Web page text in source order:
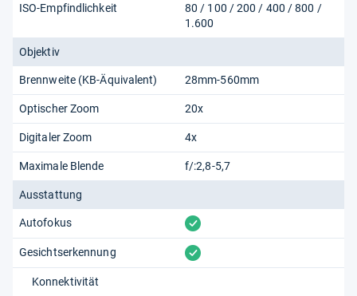
ISO-Empfindlichkeit
80 / 100 / 200 / 400 / 800 /
1.600
Objektiv
Brennweite (KB-Äquivalent) 28mm-560mm
Optischer Zoom 20x
Digitaler Zoom 4x
Maximale Blende f/:2,8-5,7
Ausstattung
Autofokus vorhanden
Gesichtserkennung vorhanden
Konnektivität